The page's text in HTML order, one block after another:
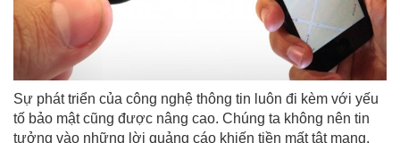
Sự phát triển của công nghệ thông tin luôn đi kèm với yếu
tố bảo mật cũng được nâng cao. Chúng ta không nên tin
tưởng vào những lời quảng cáo khiến tiền mất tật mang.